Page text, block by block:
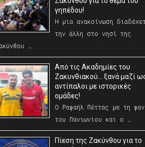
γηπέδου!
Η μια ανακοίνωση
την άλλη στο νησί της
…
Από τις Ακαδημίες του
Ζακυνθιακού… ξανά μαζί
αντίπαλοι με ιστορικές
ομάδες!
Ο Ραφαήλ Πέττας με τη
του Πανιωνίου και ο …
Πίεση της Ζακύνθου για το